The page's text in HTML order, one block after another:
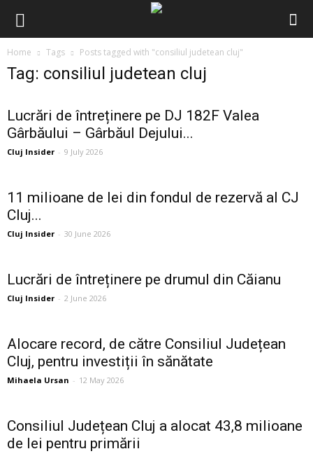
Home Tags Posts tagged with "consiliul judetean cluj"
Tag: consiliul judetean cluj
Lucrări de întreținere pe DJ 182F Valea
Gârbăului – Gârbăul Dejului...
Cluj Insider - 9 July 2026
11 milioane de lei din fondul de rezervă al CJ
Cluj...
Cluj Insider - 30 June 2026
Lucrări de întreținere pe drumul din Căianu
Cluj Insider - 2 June 2026
Alocare record, de către Consiliul Județean
Cluj, pentru investiții în sănătate
Mihaela Ursan - 12 May 2026
Consiliul Județean Cluj a alocat 43,8 milioane
de lei pentru primării